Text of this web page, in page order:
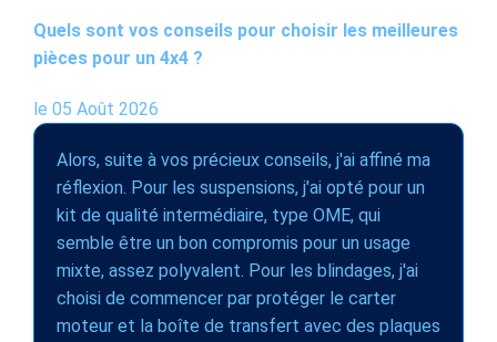
Quels sont vos conseils pour choisir les meilleures
pièces pour un 4x4 ?
le 05 Août 2026
Alors, suite à vos précieux conseils, j'ai affiné ma
réflexion. Pour les suspensions, j'ai opté pour un
kit de qualité intermédiaire, type OME, qui
semble être un bon compromis pour un usage
mixte, assez polyvalent. Pour les blindages, j'ai
choisi de commencer par protéger le carter
moteur et la boîte de transfert avec des plaques